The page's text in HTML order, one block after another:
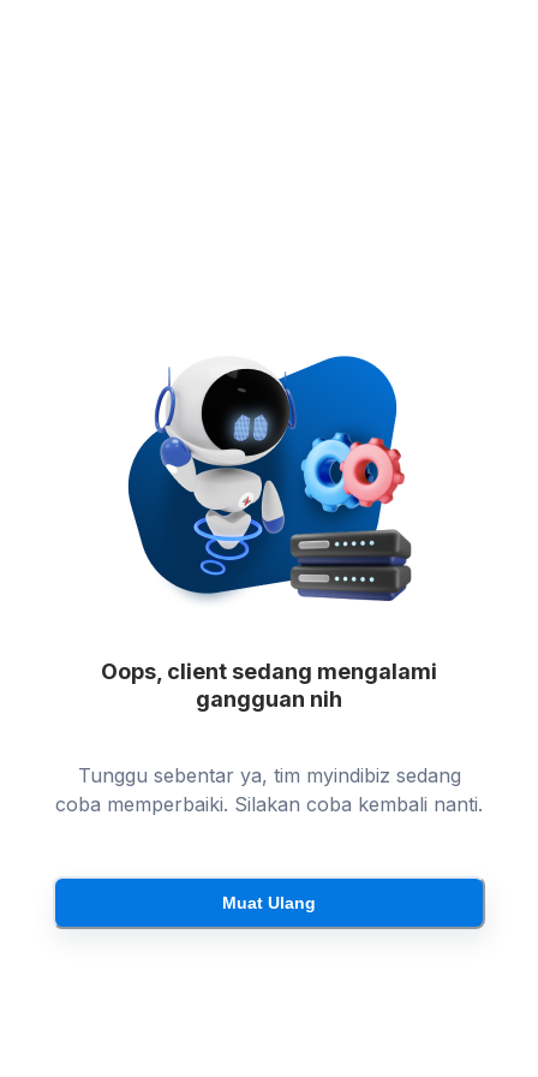
Oops, client sedang mengalami
gangguan nih
Tunggu sebentar ya, tim myindibiz sedang
coba memperbaiki. Silakan coba kembali nanti.
Muat Ulang